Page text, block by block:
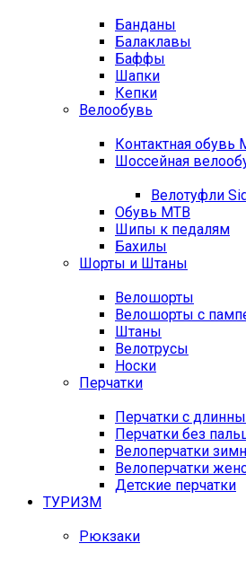
Банданы
Балаклавы
Баффы
Шапки
Кепки
Велообувь
Контактная обувь
Шоссейная
Велотуфли
Обувь MTB
Шипы к педалям
Бахилы
Шорты и Штаны
Велошорты
Велошорты с
Штаны
Велотрусы
Носки
Перчатки
Перчатки с
Перчатки без
Велоперчатки
Велоперчатки
Детские перчатки
ТУРИЗМ
Рюкзаки